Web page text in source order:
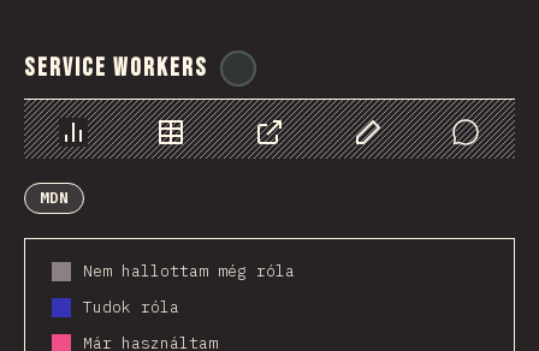
Service Workers
Diagramok Adatok MegosztásCustomize Data
Comments
MDN
Nem hallottam még róla
Tudok róla
Már használtam